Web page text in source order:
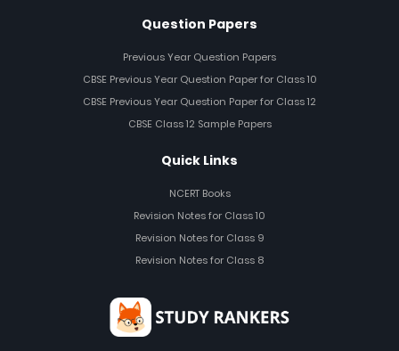
Question Papers
Previous Year Question Papers
CBSE Previous Year Question Paper for Class 10
CBSE Previous Year Question Paper for Class 12
CBSE Class 12 Sample Papers
Quick Links
NCERT Books
Revision Notes for Class 10
Revision Notes for Class 9
Revision Notes for Class 8